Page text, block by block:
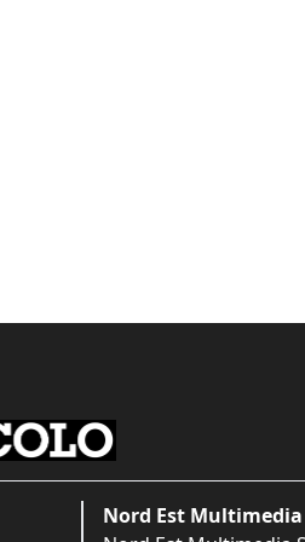
Nord Est Multimedia